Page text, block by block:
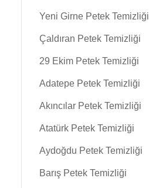
Yeni Girne Petek Temizliği
Çaldıran Petek Temizliği
29 Ekim Petek Temizliği
Adatepe Petek Temizliği
Akıncılar Petek Temizliği
Atatürk Petek Temizliği
Aydoğdu Petek Temizliği
Barış Petek Temizliği